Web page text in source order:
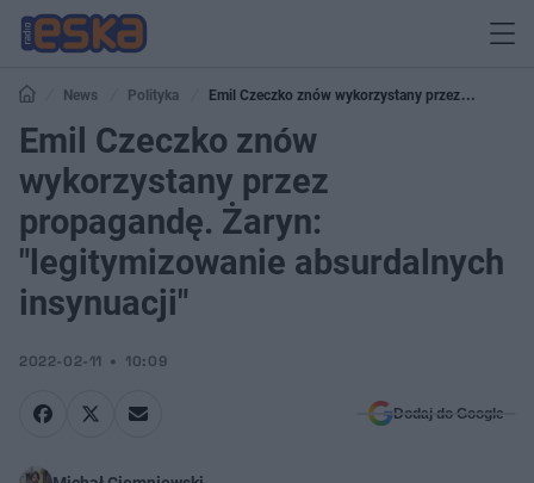
News Polityka
Emil Czeczko znów wykorzystany przez
propagandę. Żaryn: "legitymizowanie absurdalnych insynuacji"
Emil Czeczko znów
wykorzystany przez
propagandę. Żaryn:
"legitymizowanie absurdalnych
insynuacji"
2022-02-11 10:09
Dodaj do Google